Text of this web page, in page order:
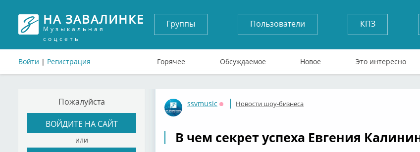
НА ЗАВАЛИНКЕ
Музыкальная
соцсеть
Войти | Регистрация
Группы Пользователи КПЗ
Горячее Обсуждаемое Новое Это интересно
Пожалуйста
ВОЙДИТЕ НА САЙТ
или
ssvmusic
Оффлайн
Новости шоу-бизнеса
В чем секрет успеха Евгения